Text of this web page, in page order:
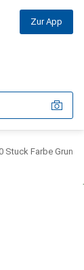
Zur App
Stuck Farbe Grun